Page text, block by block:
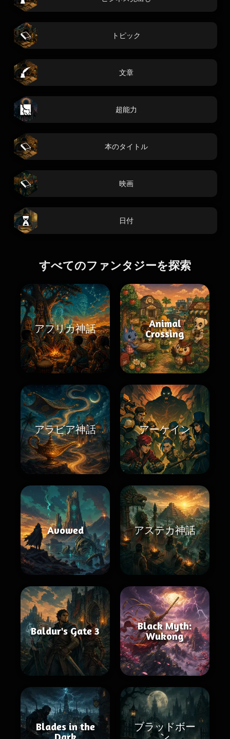
トピック
文章
超能力
本のタイトル
映画
日付
すべてのファンタジーを探索
アフリカ神話
Animal
Crossing
アラビア神話 アーケイン
Avowed アステカ神話
Baldur's Gate 3
Black Myth:
Wukong
Blades in the
ブラッドボー